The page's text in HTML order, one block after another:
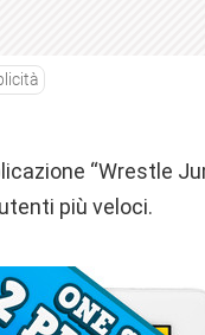
“Wrestle
più veloci.